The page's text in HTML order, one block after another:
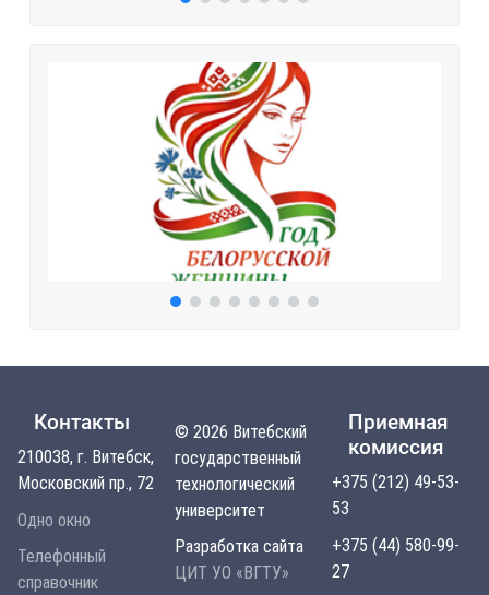
Контакты
210038, г. Витебск,
Московский пр., 72
Одно окно
Телефонный
справочник
© 2026 Витебский
государственный
технологический
университет
Разработка сайта
ЦИТ УО «ВГТУ»
Приемная
комиссия
+375 (212) 49-53-
53
+375 (44) 580-99-
27